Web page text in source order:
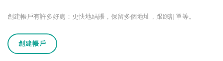
創建帳戶有許多好處：更快地結賬，保留多個地址，跟踪訂單等。
創建帳戶